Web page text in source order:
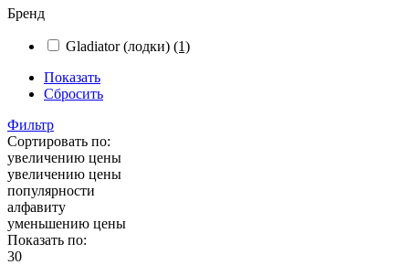
Бренд
Gladiator (лодки) (1)
Показать
Сбросить
Фильтр
Сортировать по:
увеличению цены
увеличению цены
популярности
алфавиту
уменьшению цены
Показать по:
30